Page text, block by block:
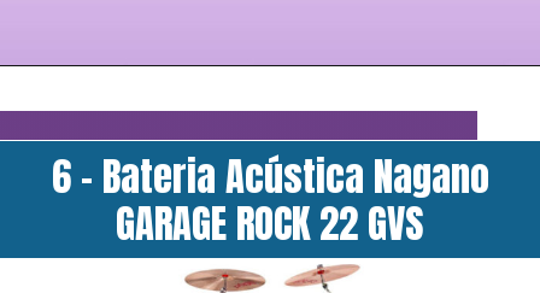
6 - Bateria Acústica Nagano
GARAGE ROCK 22 GVS